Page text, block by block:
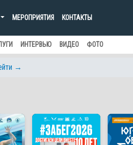
МЕРОПРИЯТИЯ КОНТАКТЫ
ИНТЕРВЬЮ ВИДЕО ФОТО
→